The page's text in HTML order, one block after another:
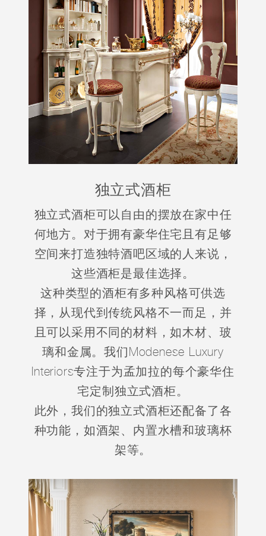
独立式酒柜
独立式酒柜可以自由的摆放在家中任
何地方。对于拥有豪华住宅且有足够
空间来打造独特酒吧区域的人来说，
这些酒柜是最佳选择。
这种类型的酒柜有多种风格可供选
择，从现代到传统风格不一而足，并
且可以采用不同的材料，如木材、玻
璃和金属。我们Modenese Luxury
Interiors专注于为孟加拉的每个豪华住
宅定制独立式酒柜。
此外，我们的独立式酒柜还配备了各
种功能，如酒架、内置水槽和玻璃杯
架等。